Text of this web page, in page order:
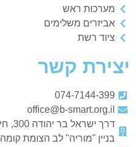
מערכות ראש
אביזרים משלימים
ציוד רשת
יצירת קשר
074-7144-399
office@b-smart.org.il
דרך ישראל בר יהודה 300, חיפה
בניין "מוריה" לב הצומת קומה 2